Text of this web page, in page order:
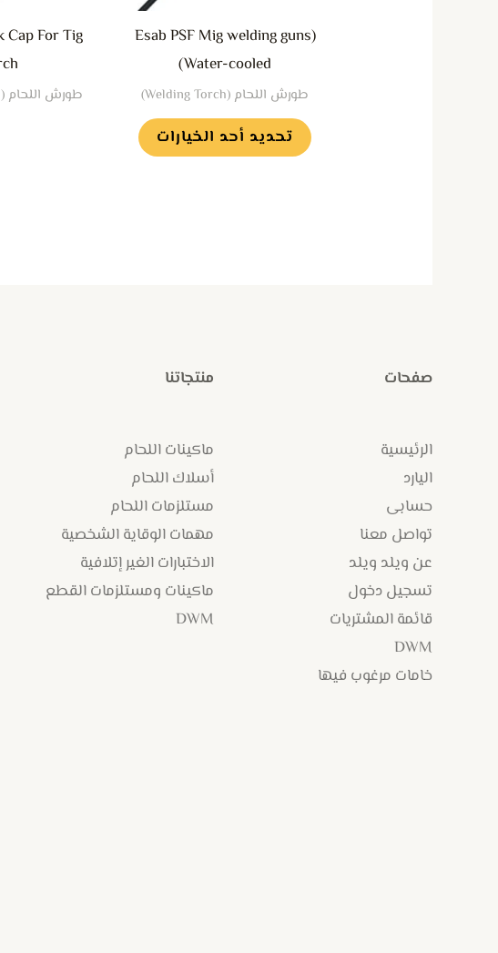
(Esab PSF Mig welding guns
(Water-cooled
طورش اللحام (Welding Torch)
تحديد أحد الخيارات
يمكن
اختيار
صفحة
Cap For Tig
طورش اللحام (Welding Torch)
صفحات
الرئيسية
اليارد
حسابى
تواصل معنا
عن ويلد ويلد
تسجيل دخول
قائمة المشتريات
DWM
خامات مرغوب فيها
منتجاتنا
ماكينات اللحام
أسلاك اللحام
مستلزمات اللحام
مهمات الوقاية الشخصية
الاختبارات الغير إتلافية
ماكينات ومستلزمات القطع
DWM